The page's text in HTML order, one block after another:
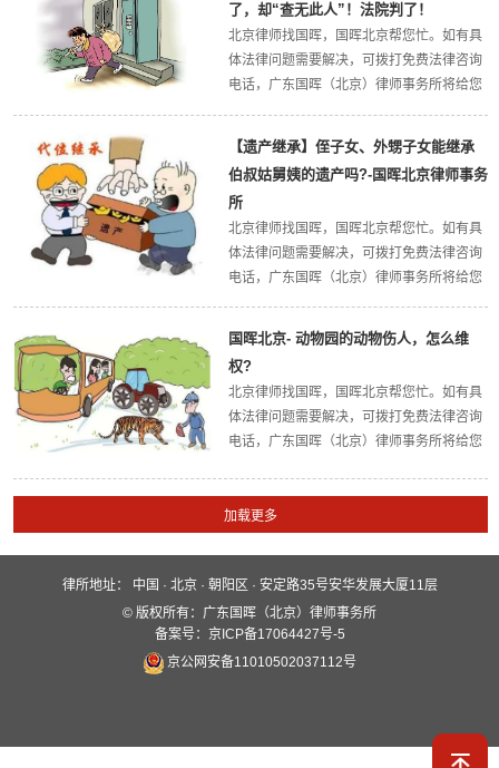
单”...
了，却“查无此人”！法院判了！
北京律师找国晖，国晖北京帮您忙。如有具
体法律问题需要解决，可拨打免费法律咨询
电话，广东国晖（北京）律师事务所将给您
北京律所小编带大家了解一下：与自己生活
十几...
【遗产继承】侄子女、外甥子女能继承
伯叔姑舅姨的遗产吗?-国晖北京律师事务
所
北京律师找国晖，国晖北京帮您忙。如有具
体法律问题需要解决，可拨打免费法律咨询
电话，广东国晖（北京）律师事务所将给您
（北京）律师事务所官方网站。今天，国晖
北京律所小编带大家了解一下：侄子女、外
甥子...
国晖北京- 动物园的动物伤人，怎么维
权?
北京律师找国晖，国晖北京帮您忙。如有具
体法律问题需要解决，可拨打免费法律咨询
电话，广东国晖（北京）律师事务所将给您
北京律所小编带大家了解一下：动物园的动
律所地址： 中国 · 北京 · 朝阳区 · 安定路35号安华发展大厦11层
业务领域 国晖团队
新闻动态 案例分析
© 版权所有：广东国晖（北京）律师事务所
备案号：京ICP备17064427号-5
京公网安备11010502037112号